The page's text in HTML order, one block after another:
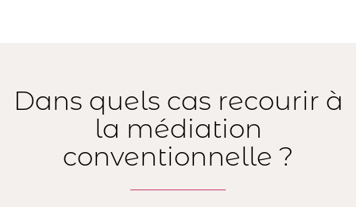
Dans quels cas recourir à
la médiation
conventionnelle ?